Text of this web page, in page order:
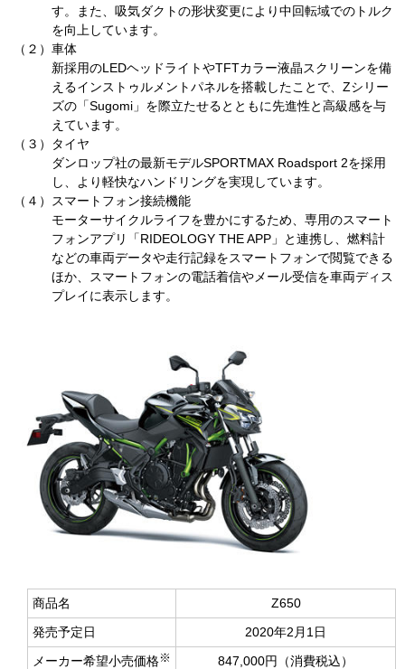
す。また、吸気ダクトの形状変更により中回転域でのトルク
を向上しています。
（２） 車体
新採用のLEDヘッドライトやTFTカラー液晶スクリーンを備
えるインストゥルメントパネルを搭載したことで、 Zシリー
ズの「Sugomi 」を際立たせるとともに先進性と高級感を与
えています。
（３）
タイヤ
ダンロップ社の最新モデルSPORTMAX Roadsport 2を採用
し、より軽快なハンドリングを実現しています。
（４）
スマートフォン接続機能
モーターサイクルライフを豊かにするため、専用のスマート
フォンアプリ「RIDEOLOGY THE APP 」と連携し、燃料計
などの車両データや走行記録をスマートフォンで閲覧できる
ほか、スマートフォンの電話着信やメール受信を車両ディス
プレイに表示します。
商品名
Z650
発売予定日
2020年2 月 1 日
メーカー希望小売価格※
847,000円（消費税込）